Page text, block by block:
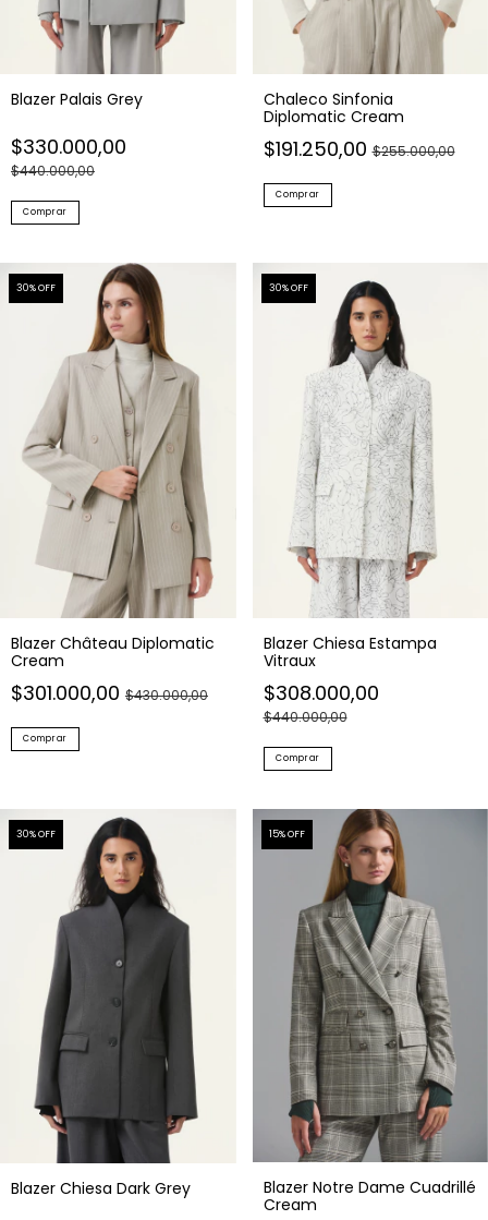
Blazer Palais Grey
$330.000,00
$440.000,00
Comprar
Chaleco Sinfonia
Diplomatic Cream
$191.250,00$255.000,00
Comprar
30% OFF
Blazer Château Diplomatic
Cream
$301.000,00 $430.000,00
Comprar
30% OFF
Blazer Chiesa Estampa
Vitraux
$308.000,00
$440.000,00
Comprar
30% OFF
Blazer Chiesa Dark Grey
15% OFF
Blazer Notre Dame Cuadrillé
Cream